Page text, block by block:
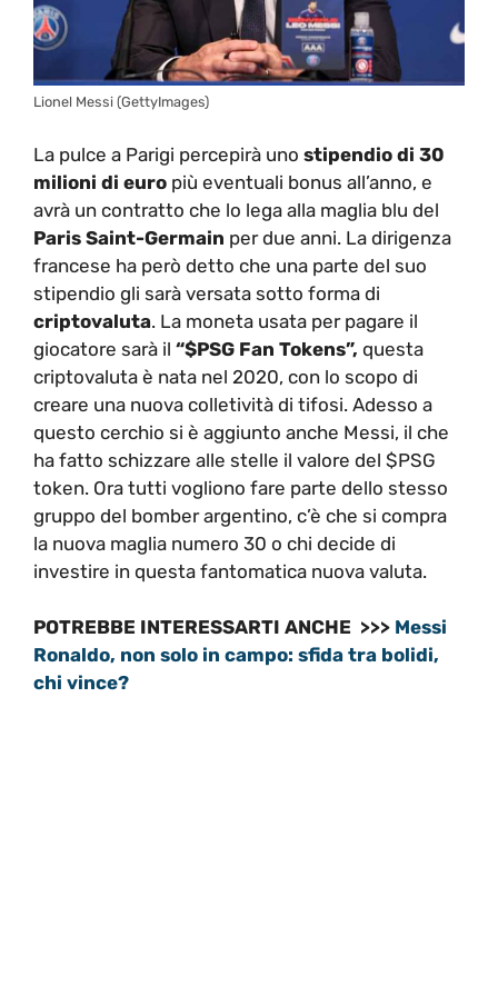
Lionel Messi (GettyImages)
La pulce a Parigi percepirà uno stipendio di 30
milioni di euro più eventuali bonus all’anno, e
avrà un contratto che lo lega alla maglia blu del
Paris Saint-Germain per due anni. La dirigenza
francese ha però detto che una parte del suo
stipendio gli sarà versata sotto forma di
criptovaluta. La moneta usata per pagare il
giocatore sarà il “$PSG Fan Tokens”, questa
criptovaluta è nata nel 2020, con lo scopo di
creare una nuova colletività di tifosi. Adesso a
questo cerchio si è aggiunto anche Messi, il che
ha fatto schizzare alle stelle il valore del $PSG
token. Ora tutti vogliono fare parte dello stesso
gruppo del bomber argentino, c’è che si compra
la nuova maglia numero 30 o chi decide di
investire in questa fantomatica nuova valuta.
POTREBBE INTERESSARTI ANCHE >>> Messi
Ronaldo, non solo in campo: sfida tra bolidi,
chi vince?